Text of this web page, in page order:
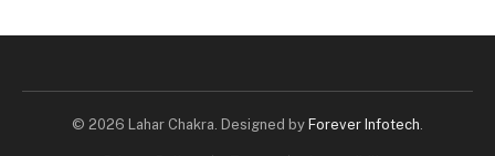
© 2026 Lahar Chakra. Designed by Forever Infotech